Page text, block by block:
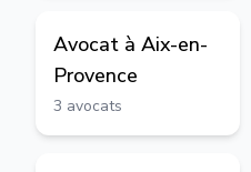
Avocat à Aix-en-
Provence
3 avocats